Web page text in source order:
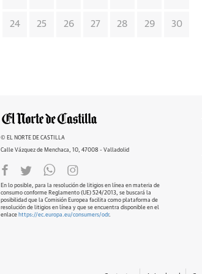
24 25 26 27 28 29 30
© EL NORTE DE CASTILLA
Calle Vázquez de Menchaca, 10, 47008 - Valladolid
En lo posible, para la resolución de litigios en línea en materia de
consumo conforme Reglamento (UE) 524/2013, se buscará la
posibilidad que la Comisión Europea facilita como plataforma de
resolución de litigios en línea y que se encuentra disponible en el
enlace https://ec.europa.eu/consumers/odr.